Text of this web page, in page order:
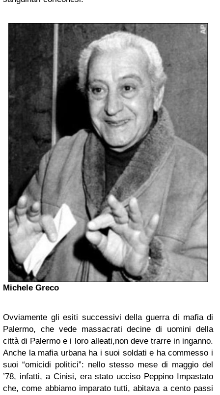
Michele Greco
Ovviamente gli esiti successivi della guerra di mafia di
Palermo, che vede massacrati decine di uomini della
città di Palermo e i loro alleati,non deve trarre in inganno.
Anche la mafia urbana ha i suoi soldati e ha commesso i
suoi “omicidi politici”: nello stesso mese di maggio del
’78, infatti, a Cinisi, era stato ucciso Peppino Impastato
che, come abbiamo imparato tutti, abitava a cento passi